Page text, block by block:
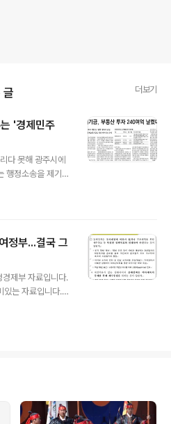
글 더보기
'경제민주
다 못해 광주시에
행정소송을 제기하
마나한 짓이다. 맥
단순히 대기업-중
주화라는 말이 무
건 아주 긍정적인
더 치열하게 해줬
적 복지를 위한
정부...결국 그
제부 자료입니다.
있는 자료입니다.
그 자료가 우려한
는 것이 명백해집
부채를 가지고 있
들의, 60&\%내외
잃어버린 18년은 정